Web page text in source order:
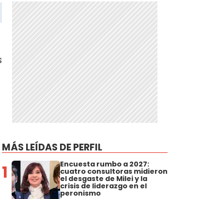
MÁS LEÍDAS DE PERFIL
1 Encuesta rumbo a 2027:
cuatro consultoras midieron
el desgaste de Milei y la
crisis de liderazgo en el
peronismo